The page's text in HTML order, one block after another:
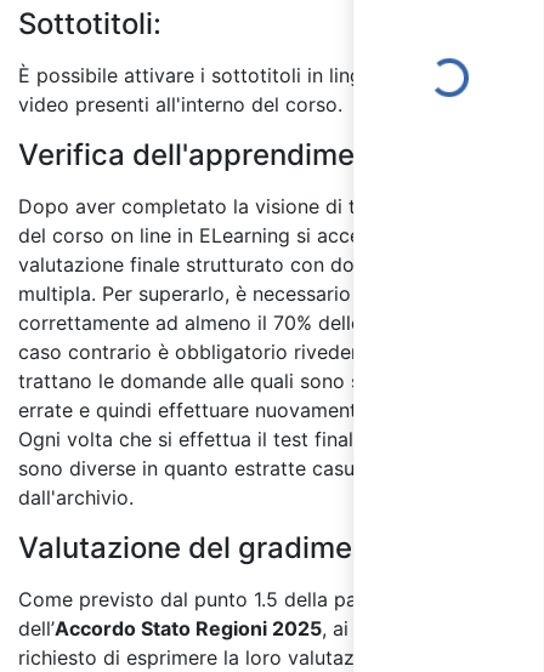
Sottotitoli:
È possibile attivare i sottotitoli in lingua italiana per i
video presenti all'interno del corso.
Verifica dell'apprendimento:
Dopo aver completato la visione di tutti i moduli
del corso on line in ELearning si accede al test di
valutazione finale strutturato con domande a risposta
multipla. Per superarlo, è necessario rispondere
correttamente ad almeno il 70% delle domande, in
caso contrario è obbligatorio rivedere i moduli in cui si
trattano le domande alle quali sono state date risposte
errate e quindi effettuare nuovamente il test finale.
Ogni volta che si effettua il test finale le domande
sono diverse in quanto estratte casualmente
dall'archivio.
Valutazione del gradimento:
Come previsto dal punto 1.5 della parte IV
dell’Accordo Stato Regioni 2025, ai partecipanti sarà
richiesto di esprimere la loro valutazione sulla qualità
Loading...